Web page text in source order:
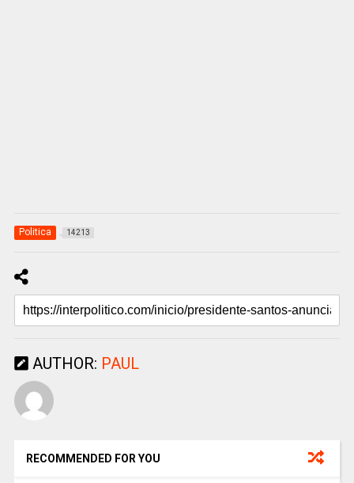
Politica 14213
AUTHOR: PAUL
RECOMMENDED FOR YOU